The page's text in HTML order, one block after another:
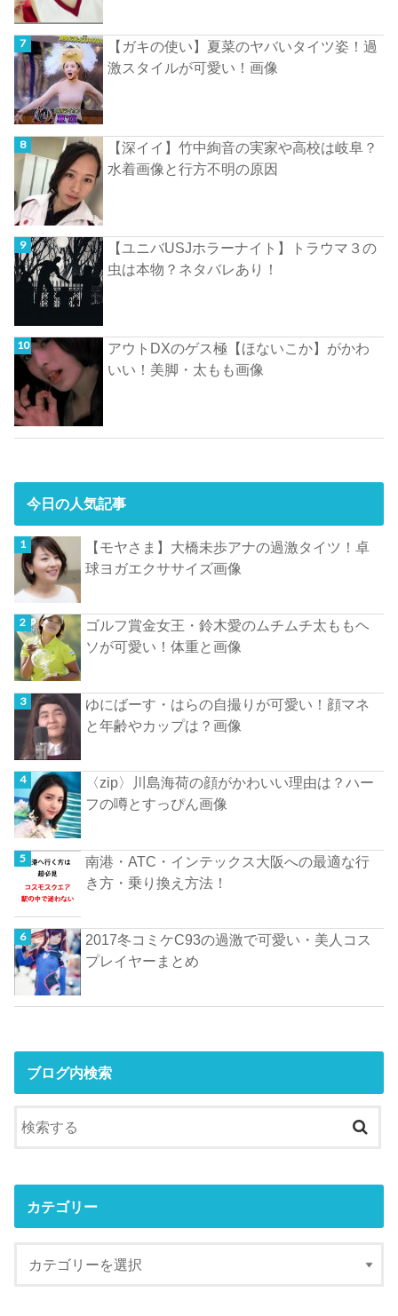
【ガキの使い】夏菜のヤバいタイツ姿！過
激スタイルが可愛い！画像
【深イイ】竹中絢音の実家や高校は岐阜？
水着画像と行方不明の原因
【ユニバUSJホラーナイト】トラウマ３の
虫は本物？ネタバレあり！
アウトDXのゲス極【ほないこか】がかわ
いい！美脚・太もも画像
今日の人気記事
【モヤさま】大橋未歩アナの過激タイツ！卓
球ヨガエクササイズ画像
ゴルフ賞金女王・鈴木愛のムチムチ太ももヘ
ソが可愛い！体重と画像
ゆにばーす・はらの自撮りが可愛い！顔マネ
と年齢やカップは？画像
〈zip〉川島海荷の顔がかわいい理由は？ハー
フの噂とすっぴん画像
南港・ATC・インテックス大阪への最適な行
き方・乗り換え方法！
2017冬コミケC93の過激で可愛い・美人コス
プレイヤーまとめ
ブログ内検索
カテゴリー